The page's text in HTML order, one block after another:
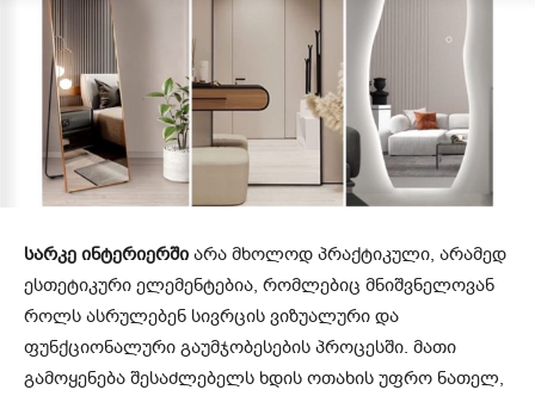
სარკე ინტერიერში არა მხოლოდ პრაქტიკული, არამედ
ესთეტიკური ელემენტებია, რომლებიც მნიშვნელოვან
როლს ასრულებენ სივრცის ვიზუალური და
ფუნქციონალური გაუმჯობესების პროცესში. მათი
გამოყენება შესაძლებელს ხდის ოთახის უფრო ნათელ,